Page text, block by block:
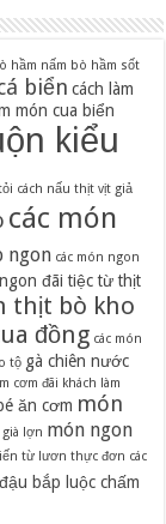
hầm nấm bò hầm sốt
biển cách làm
món cua biển
kiểu
cách nấu thịt vịt giả
các món
ngon các món ngon
đãi tiệc từ thịt
thịt bò kho
đồng các món
tộ gà chiên nước
cơm đãi khách làm
ăn cơm món
lợn món ngon
từ lươn thực đơn các
đậu bắp luộc chấm